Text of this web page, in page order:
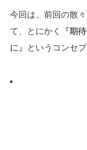
今回は、前回の散
て、とにかく
『期
に』
というコンセ